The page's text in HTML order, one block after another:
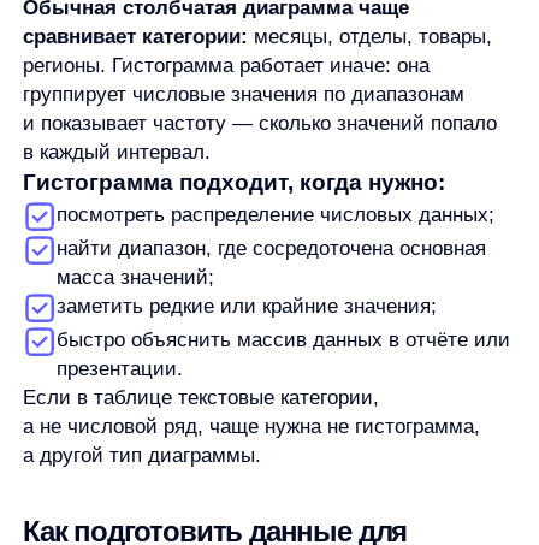
Если в таблице текстовые категории,
а не числовой ряд, чаще нужна не гистограмма,
а другой тип диаграммы.
Как подготовить данные для
гистограммы
Перед построением проверьте таблицу. Excel
строит диаграмму по выбранному диапазону,
поэтому ошибка на этом этапе сразу влияет
на результат.
Что проверить:
в диапазоне есть числовые значения;
выделены именно те строки и столбцы, которые
нужно анализировать;
в выделение не попали заголовки, итоги или
служебные строки, если они не должны
участвовать в расчёте;
в таблице нет лишних значений, которые
это один список заказов, один набор оценок